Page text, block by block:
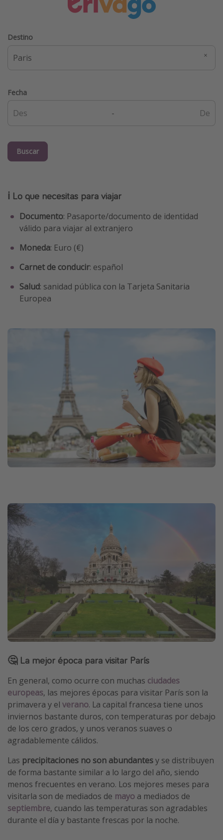
Destino
Fecha
-
Buscar
ℹ️ Lo que necesitas para viajar
Documento: Pasaporte/documento de identidad
válido para viajar al extranjero
Moneda: Euro (€)
Carnet de conducir: español
Salud: sanidad pública con la Tarjeta Sanitaria
Europea
🤔 La mejor época para visitar París
En general, como ocurre con muchas ciudades
europeas, las mejores épocas para visitar París son la
primavera y el verano. La capital francesa tiene unos
inviernos bastante duros, con temperaturas por debajo
de los cero grados, y unos veranos suaves o
agradablemente cálidos.
Las precipitaciones no son abundantesy se distribuyen
de forma bastante similar a lo largo del año, siendo
menos frecuentes en verano. Los mejores meses para
visitarla son de mediados de mayo a mediados de
septiembre, cuando las temperaturas son agradables
durante el día y bastante frescas por la noche.